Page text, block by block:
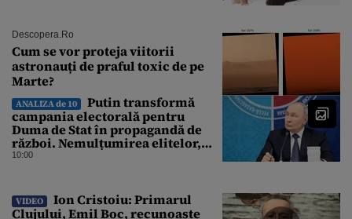
Descopera.ro
Cum se vor proteja viitorii
astronauți de praful toxic de pe
Marte?
ANALIZA de 10
Putin transformă
campania electorală pentru
Duma de Stat în propagandă de
război. Nemulțumirea elitelor,
tratată cu indiferență la Kremlin
10:00
VIDEO
Ion Cristoiu: Primarul
Clujului, Emil Boc, recunoaște